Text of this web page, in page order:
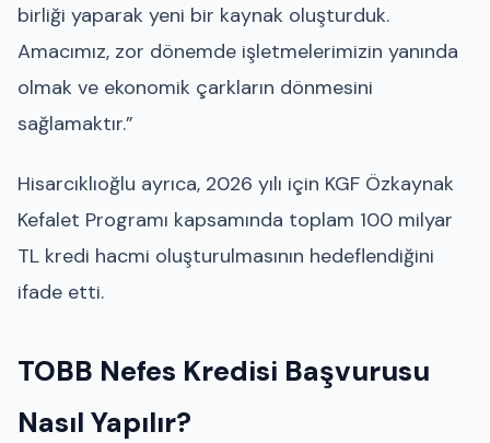
birliği yaparak yeni bir kaynak oluşturduk.
Amacımız, zor dönemde işletmelerimizin yanında
olmak ve ekonomik çarkların dönmesini
sağlamaktır.”
Hisarcıklıoğlu ayrıca, 2026 yılı için KGF Özkaynak
Kefalet Programı kapsamında toplam 100 milyar
TL kredi hacmi oluşturulmasının hedeflendiğini
ifade etti.
TOBB Nefes Kredisi Başvurusu
Nasıl Yapılır?